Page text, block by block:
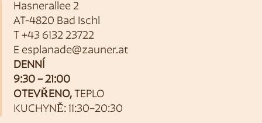
Hasnerallee 2
AT-4820 Bad Ischl
T +43 6132 23722
E esplanade@zauner.at
DENNÍ
9:30 – 21:00
OTEVŘENO, TEPLO
KUCHYNĚ: 11:30–20:30